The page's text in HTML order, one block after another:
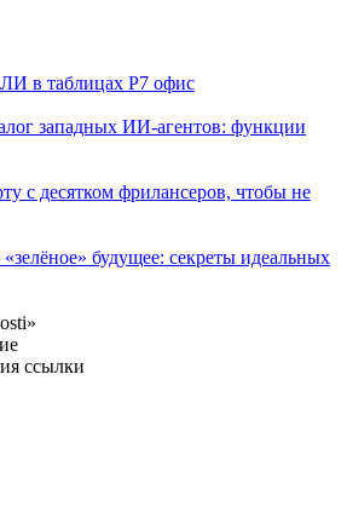
в таблицах Р7 офис
западных ИИ-агентов: функции
с десятком фрилансеров, чтобы не
будущее: секреты идеальных
ссылки